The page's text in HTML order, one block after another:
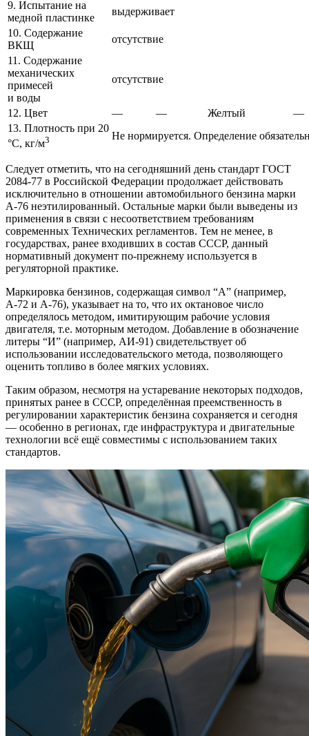
9. Испытание на
медной пластинке
выдерживает
10. Содержание
ВКЩ
отсутствие
11. Содержание
механических
примесей
и воды
отсутствие
12. Цвет — — Желтый
—
13. Плотность при 20
°С, кг/м3 Не нормируется. Определение
Следует отметить, что на сегодняшний день стандарт ГОСТ
2084-77 в Российской Федерации продолжает действовать
исключительно в отношении автомобильного бензина марки
А-76 неэтилированный. Остальные марки были выведены из
применения в связи с несоответствием требованиям
современных Технических регламентов. Тем не менее, в
государствах, ранее входивших в состав СССР, данный
нормативный документ по-прежнему используется в
регуляторной практике.
Маркировка бензинов, содержащая символ “А” (например,
А-72 и А-76), указывает на то, что их октановое число
определялось методом, имитирующим рабочие условия
двигателя, т.е. моторным методом. Добавление в обозначение
литеры “И” (например, АИ-91) свидетельствует об
использовании исследовательского метода, позволяющего
оценить топливо в более мягких условиях.
Таким образом, несмотря на устаревание некоторых подходов,
принятых ранее в СССР, определённая преемственность в
регулировании характеристик бензина сохраняется и сегодня
— особенно в регионах, где инфраструктура и двигательные
технологии всё ещё совместимы с использованием таких
стандартов.